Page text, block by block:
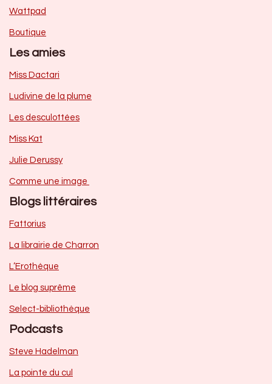
Wattpad
Boutique
Les amies
Miss Dactari
Ludivine de la plume
Les desculottées
Miss Kat
Julie Derussy
Comme une image
Blogs littéraires
Fattorius
La librairie de Charron
L’Erothèque
Le blog suprême
Select-bibliothèque
Podcasts
Steve Hadelman
La pointe du cul